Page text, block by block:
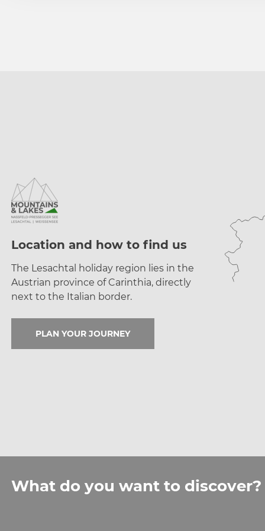
Location and how to find us
The Lesachtal holiday region lies in the
Austrian province of Carinthia, directly
next to the Italian border.
PLAN YOUR JOURNEY
What do you want to discover?